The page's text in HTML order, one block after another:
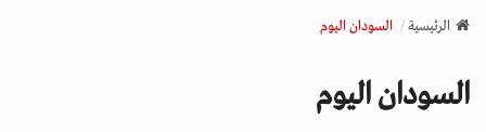
v
a
الرئيسية السودان اليوم
السودان اليوم